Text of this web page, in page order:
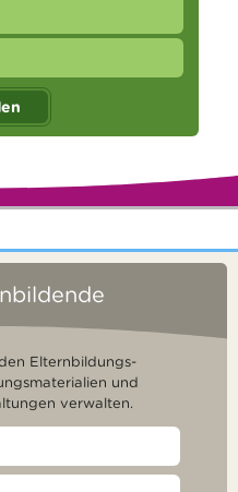
Elternbildungs-
und
verwalten.